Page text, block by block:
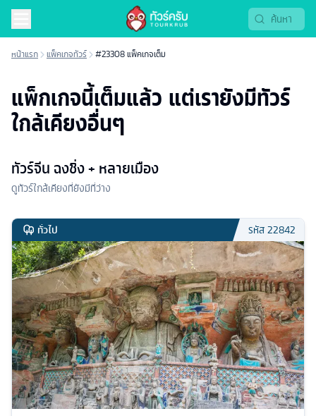
หน้าแรก แพ็คเกจทัวร์ #23308 แพ็คเกจเต็ม
แพ็กเกจนี้เต็มแล้ว แต่เรายังมีทัวร์
ใกล้เคียงอื่นๆ
ทัวร์จีน ฉงชิ่ง + หลายเมือง
ดูทัวร์ใกล้เคียงที่ยังมีที่ว่าง
ทั่วไป รหัส22842